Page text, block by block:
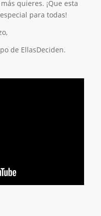
quieres. ¡Que esta
para todas!
de EllasDeciden.